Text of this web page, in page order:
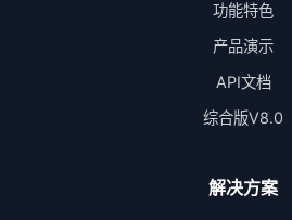
功能特色
产品演示
API文档
综合版V8.0
解决方案